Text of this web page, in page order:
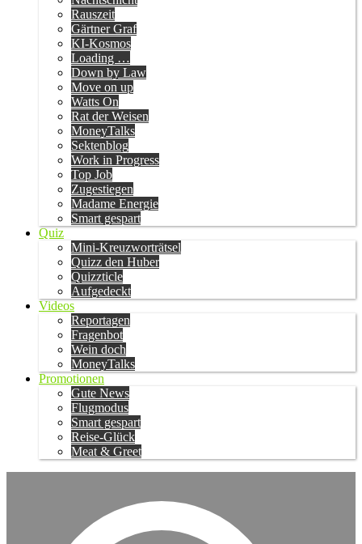
Rauszeit
Gärtner Graf
KI-Kosmos
Loading …
Down by Law
Move on up
Watts On
Rat der Weisen
MoneyTalks
Sektenblog
Work in Progress
Top Job
Zugestiegen
Madame Energie
Smart gespart
Quiz
Mini-Kreuzworträtsel
Quizz den Huber
Quizzticle
Aufgedeckt
Videos
Reportagen
Fragenbot
Wein doch
MoneyTalks
Promotionen
Gute News
Flugmodus
Smart gespart
Reise-Glück
Meat & Greet